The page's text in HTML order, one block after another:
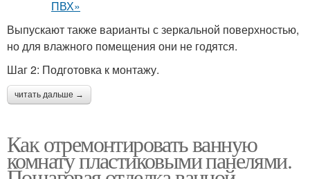
Выпускают также варианты с зеркальной поверхностью,
но для влажного помещения они не годятся.
Шаг 2: Подготовка к монтажу.
читать дальше →
Как отремонтировать ванную
комнату пластиковыми панелями.